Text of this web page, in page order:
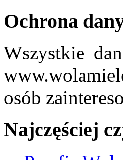
Ochrona
Wszystkie
osób
Najczęściej